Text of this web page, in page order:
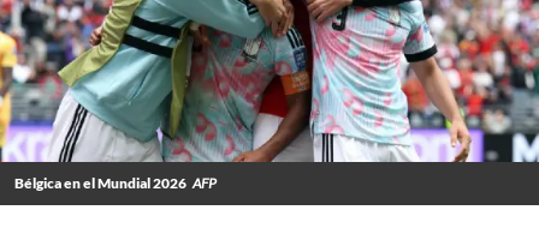
Bélgica en el Mundial 2026 AFP